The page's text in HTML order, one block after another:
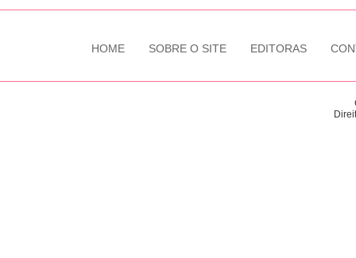
HOME SOBRE O SITE EDITORAS